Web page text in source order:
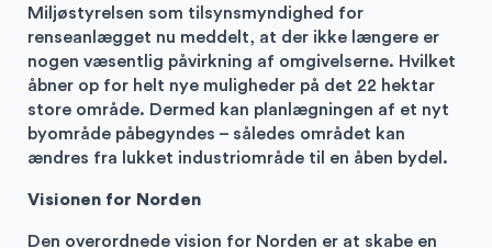
Miljøstyrelsen som tilsynsmyndighed for
renseanlægget nu meddelt, at der ikke længere er
nogen væsentlig påvirkning af omgivelserne. Hvilket
åbner op for helt nye muligheder på det 22 hektar
store område. Dermed kan planlægningen af et nyt
byområde påbegyndes – således området kan
ændres fra lukket industriområde til en åben bydel.
Visionen for Norden
Den overordnede vision for Norden er at skabe en